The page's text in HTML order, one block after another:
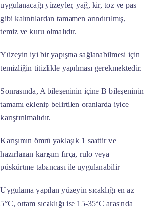
uygulanacağı yüzeyler, yağ, kir, toz ve pas
gibi kalıntılardan tamamen arındırılmış,
temiz ve kuru olmalıdır.
Yüzeyin iyi bir yapışma sağlanabilmesi için
temizliğin titizlikle yapılması gerekmektedir.
Sonrasında, A bileşeninin içine B bileşeninin
tamamı eklenip belirtilen oranlarda iyice
karıştırılmalıdır.
Karışımın ömrü yaklaşık 1 saattir ve
hazırlanan karışım fırça, rulo veya
püskürtme tabancası ile uygulanabilir.
Uygulama yapılan yüzeyin sıcaklığı en az
5°C, ortam sıcaklığı ise 15-35°C arasında